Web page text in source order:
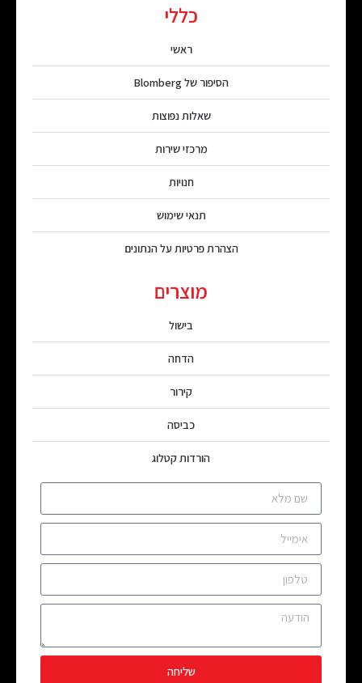
כללי
ראשי
הסיפור של Blomberg
שאלות נפוצות
מרכזי שירות
חנויות
תנאי שימוש
הצהרת פרטיות על הנתונים
מוצרים
בישול
הדחה
קירור
כביסה
הורדות קטלוג
שליחה